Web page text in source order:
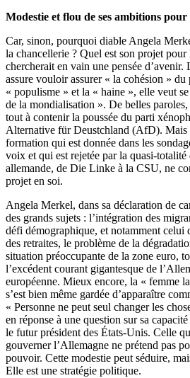
Modestie et flou de ses ambitions pour
Car, sinon, pourquoi diable Angela
la chancellerie ? Quel est son projet
chercherait en vain une pensée d’avenir.
assure vouloir assurer « la cohésion » du
« populisme » et la « haine », elle veut
de la mondialisation ». De belles
tout à contenir la poussée du parti
Alternative für Deustchland (AfD). Mais
formation qui est donnée dans les
voix et qui est rejetée par la quasi-
allemande, de Die Linke à la CSU, ne
projet en soi.
Angela Merkel, dans sa déclaration de
des grands sujets : l’intégration des
défi démographique, et notamment celui
des retraites, le problème de la
situation préoccupante de la zone euro,
l’excédent courant gigantesque de
européenne. Mieux encore, la « femme
s’est bien même gardée d’apparaître
« Personne ne peut seul changer les
en réponse à une question sur sa
le futur président des États-Unis. Celle
gouverner l’Allemagne ne prétend pas
pouvoir. Cette modestie peut séduire,
Elle est une stratégie politique.